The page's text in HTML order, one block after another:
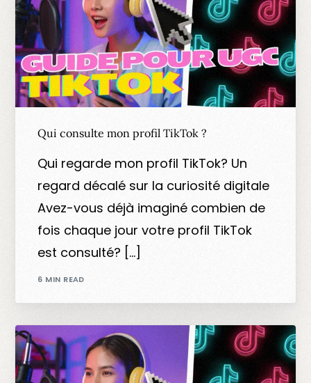
Qui consulte mon profil TikTok ?
Qui regarde mon profil TikTok? Un
regard décalé sur la curiosité digitale
Avez-vous déjà imaginé combien de
fois chaque jour votre profil TikTok
est consulté? […]
6 MIN READ